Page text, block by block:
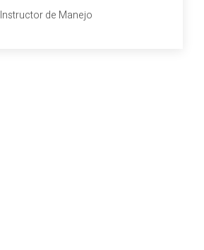
Instructor de Manejo